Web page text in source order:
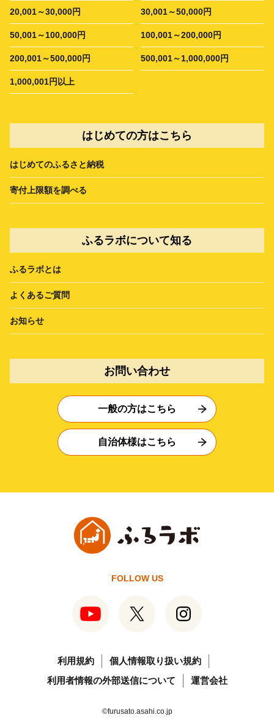
20,001～30,000円 30,001～50,000円
50,001～100,000円 100,001～200,000円
200,001～500,000円 500,001～1,000,000円
1,000,001円以上
はじめての方はこちら
はじめてのふるさと納税
寄付上限額を調べる
ふるラボについて知る
ふるラボとは
よくあるご質問
お知らせ
お問い合わせ
一般の方はこちら
自治体様はこちら
FOLLOW US
利用規約
個人情報取り扱い規約
利用者情報の外部送信について
運営会社
©furusato.asahi.co.jp